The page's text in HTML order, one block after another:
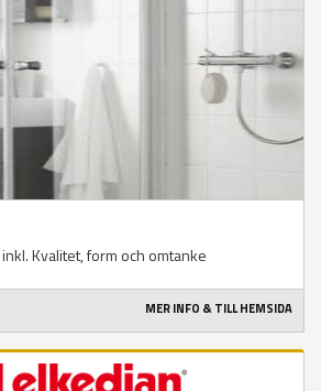
Kvalitet, form och omtanke
MER INFO & TILL HEMSIDA